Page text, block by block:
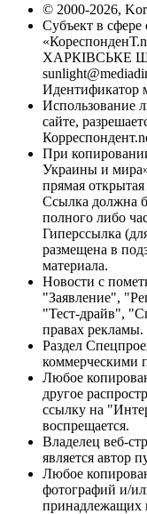
© 2000-2026,
Субъект в
ХАРКІВСЬКЕ
Идентификатор
Использование
сайте,
При
Украины и
прямая
Ссылка должна
полного либо
Гиперссылка
размещена в
материала.
Новости с
"Заявление",
"Тест-драйв",
правах рекламы.
Раздел
коммерческими
Любое
другое
ссылку на
воспрещается.
Владелец веб-
является автор
Любое
фотографий и/
принадлежащих